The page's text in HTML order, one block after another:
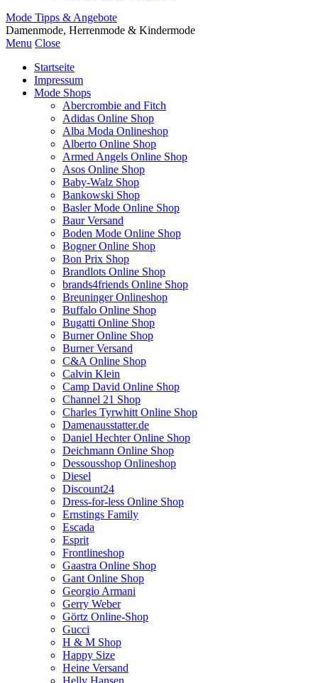
Mode Tipps & Angebote
Damenmode, Herrenmode & Kindermode
Menu Close
Startseite
Impressum
Mode Shops
Abercrombie and Fitch
Adidas Online Shop
Alba Moda Onlineshop
Alberto Online Shop
Armed Angels Online Shop
Asos Online Shop
Baby-Walz Shop
Bankowski Shop
Basler Mode Online Shop
Baur Versand
Boden Mode Online Shop
Bogner Online Shop
Bon Prix Shop
Brandlots Online Shop
brands4friends Online Shop
Breuninger Onlineshop
Buffalo Online Shop
Bugatti Online Shop
Burner Online Shop
Burner Versand
C&A Online Shop
Calvin Klein
Camp David Online Shop
Channel 21 Shop
Charles Tyrwhitt Online Shop
Damenausstatter.de
Daniel Hechter Online Shop
Deichmann Online Shop
Dessousshop Onlineshop
Diesel
Discount24
Dress-for-less Online Shop
Ernstings Family
Escada
Esprit
Frontlineshop
Gaastra Online Shop
Gant Online Shop
Georgio Armani
Gerry Weber
Görtz Online-Shop
Gucci
H & M Shop
Happy Size
Heine Versand
Helly Hansen